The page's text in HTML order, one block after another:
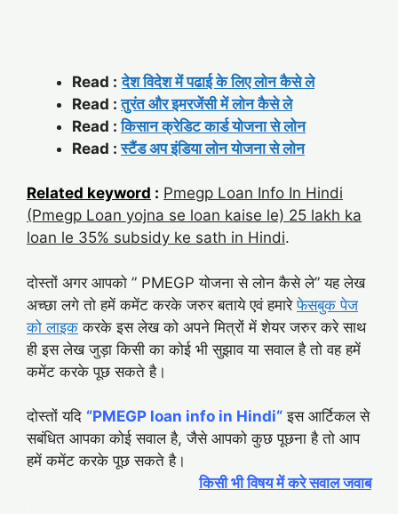
Read : देश विदेश में पढाई के लिए लोन कैसे ले
Read :तुरंत और इमरजेंसी में लोन कैसे ले
Read :किसान क्रेडिट कार्ड योजना से लोन
Read :स्टैंड अप इंडिया लोन योजना से लोन
Related keyword : Pmegp Loan Info In Hindi
(Pmegp Loan yojna se loan kaise le) 25 lakh ka
loan le 35% subsidy ke sath in Hindi.
दोस्तों अगर आपको ” PMEGP योजना से लोन कैसे ले” यह लेख
अच्छा लगे तो हमें कमेंट करके जरुर बताये एवं हमारेफेसबुक पेज
को लाइक करके इस लेख को अपने मित्रों में शेयर जरुर करे साथ
ही इस लेख जुड़ा किसी का कोई भी सुझाव या सवाल है तो वह हमें
कमेंट करके पूछ सकते है।
दोस्तों यदि “PMEGP loan info in Hindi“ इस आर्टिकल से
सबंधित आपका कोई सवाल है, जैसे आपको कुछ पूछना है तो आप
हमें कमेंट करके पूछ सकते है।
किसी भी विषय में करे सवाल जवाब